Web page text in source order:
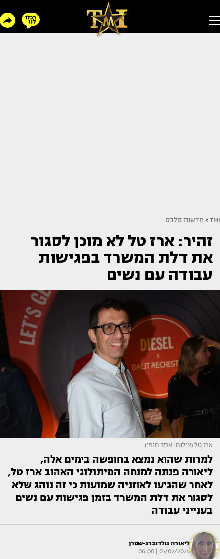
TMI
> חדשות סלבס
זהיר: ארז טל לא מוכן לסגור
את דלת המשרד בפגישות
עבודה עם נשים
ארז טל (צילום: אביב חופי)
למרות שהוא נמצא בחופשה בימים אלה,
ליאורה פנתה למנחה המיתולוגי האהוב ארז טל,
לאחר שהגיעו לאוזניה שמועות כי זה נוהג שלא
לסגור את דלת המשרד בזמן פגישות עם נשים
בענייני עבודה
ליאורה גולדנברג-שטרן
07/02/2025 | 06:00